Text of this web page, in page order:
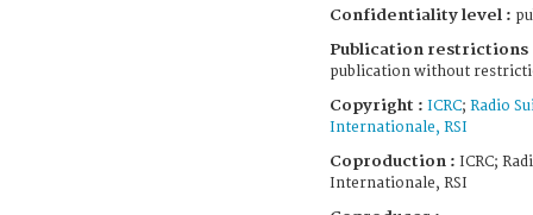
Confidentiality level :
Publication restrictions
publication without
Copyright : ICRC; Radio
Internationale, RSI
Coproduction : ICRC;
Internationale, RSI